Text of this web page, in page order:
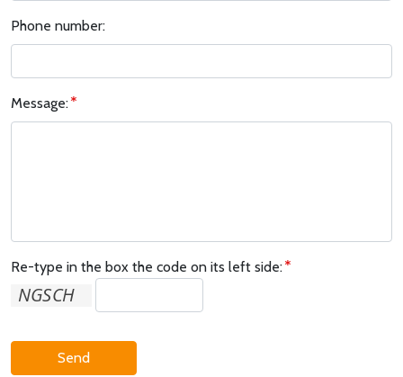
Phone number:
Message:
Re-type in the box the code on its left side:
Send